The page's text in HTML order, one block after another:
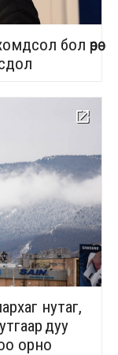
бол өөрөө
нутаг,
дуу
орно